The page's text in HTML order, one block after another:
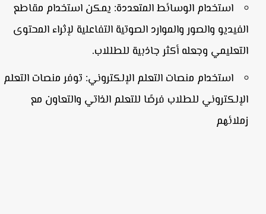
استخدام الوسائط المتعددة:يمكن استخدام مقاطع
الفيديو والصور والموارد الصوتية التفاعلية لإثراء المحتوى
التعليمي وجعله أكثر جاذبية للطللاب.
استخدام منصات التعلم الإلكتروني:توفر منصات التعلم
الإلكتروني للطلاب فرصًا للتعلم الذاتي والتعاون مع
زملائهم